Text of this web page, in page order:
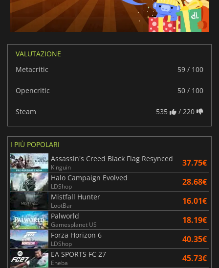
VALUTAZIONE
Metacritic
59 / 100
Opencritic 50 / 100
Steam 535 / 220
I PIÙ POPOLARI
Assassin's Creed Black Flag Resynced
Kinguin 37.75€
Halo Campaign Evolved
LDShop 28.68€
Mistfall Hunter
LootBar 16.01€
Palworld
Gamesplanet US 18.19€
Forza Horizon 6
LDShop 40.35€
EA SPORTS FC 27
Eneba 45.73€